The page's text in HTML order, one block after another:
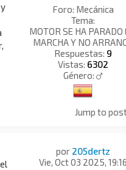
Foro: Mecánica
Tema:
MOTOR SE HA PARADO
MARCHA Y NO
Respuestas: 9
Vistas: 6302
Género:
Jump to
por 205dertz
Vie, Oct 03 2025, 19:16